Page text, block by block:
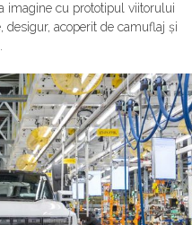
imagine cu prototipul viitorului
desigur, acoperit de camuflaj și